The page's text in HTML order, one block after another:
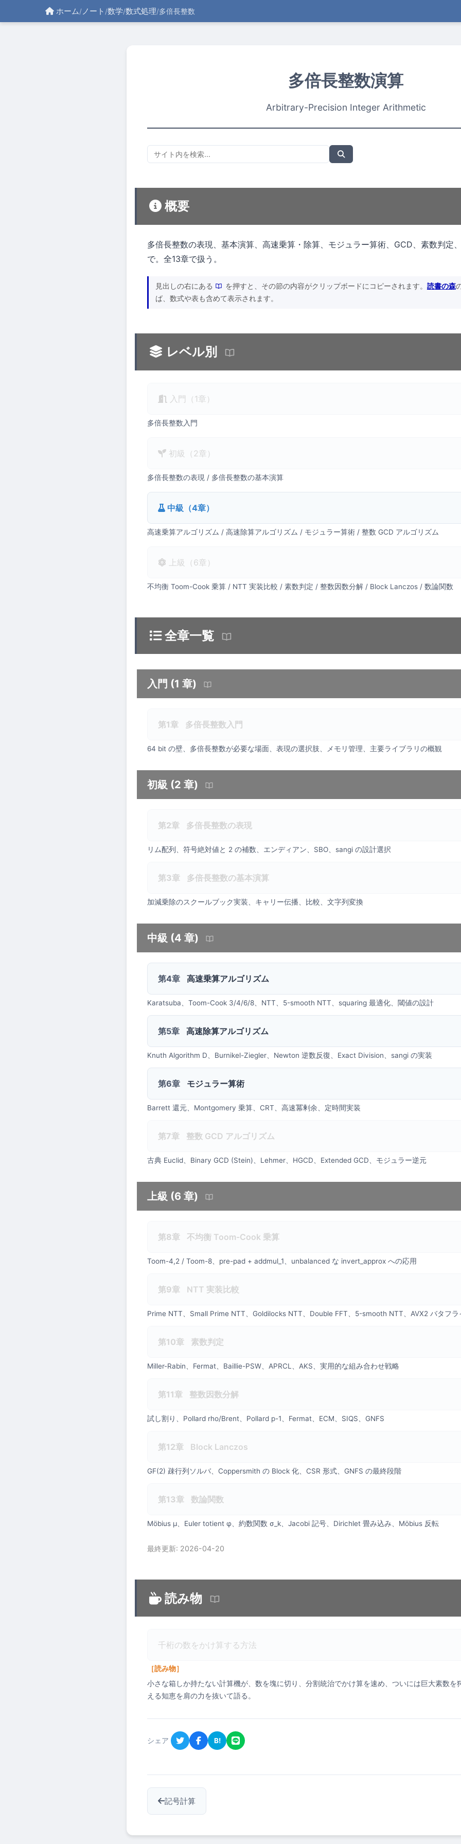
ホーム/ノート /数学/数式処理/多倍長整数
多倍長整数演算
Arbitrary-Precision Integer Arithmetic
概要
多倍長整数の表現、基本演算、高速乗算・除算、モジュラー算術、GCD、素数判定
で。全13章で扱う。
見出しの右にある を押すと、その節の内容がクリップボードにコピーされます。 読書の森
ば、数式や表も含めて表示されます。
レベル別
入門（1章）
多倍長整数入門
初級（2章）
多倍長整数の表現 / 多倍長整数の基本演算
中級（4章）
高速乗算アルゴリズム / 高速除算アルゴリズム / モジュラー算術 / 整数 GCD アルゴリズム
上級（6章）
不均衡 Toom-Cook 乗算 / NTT 実装比較 / 素数判定 / 整数因数分解 / Block Lanczos / 数論関数
全章一覧
入門 (1 章)
第1章 多倍長整数入門
64 bit の壁、多倍長整数が必要な場面、表現の選択肢、メモリ管理、主要ライブラリの概観
初級 (2 章)
第2章 多倍長整数の表現
リム配列、符号絶対値と 2 の補数、エンディアン、SBO、sangi の設計選択
第3章 多倍長整数の基本演算
加減乗除のスクールブック実装、キャリー伝播、比較、文字列変換
中級 (4 章)
第4章 高速乗算アルゴリズム
Karatsuba、Toom-Cook 3/4/6/8、NTT、5-smooth NTT、squaring 最適化、閾値の設計
第5章 高速除算アルゴリズム
Knuth Algorithm D、Burnikel-Ziegler、Newton 逆数反復、Exact Division、sangi の実装
第6章 モジュラー算術
Barrett 還元、Montgomery 乗算、CRT、高速冪剰余、定時間実装
第7章 整数 GCD アルゴリズム
古典 Euclid、Binary GCD (Stein)、Lehmer、HGCD、Extended GCD、モジュラー逆元
上級 (6 章)
第8章 不均衡 Toom-Cook 乗算
Toom-4,2 / Toom-8、pre-pad + addmul_1、unbalanced な invert_approx への応用
第9章 NTT 実装比較
Prime NTT、Small Prime NTT、Goldilocks NTT、Double FFT、5-smooth NTT、AVX2 バタフラ
第10章 素数判定
Miller-Rabin、Fermat、Baillie-PSW、APRCL、AKS、実用的な組み合わせ戦略
第11章 整数因数分解
試し割り、Pollard rho/Brent、Pollard p-1、Fermat、ECM、SIQS、GNFS
第12章 Block Lanczos
GF(2) 疎行列ソルバ、Coppersmith の Block 化、CSR 形式、GNFS の最終段階
第13章 数論関数
Möbius μ、Euler totient φ、約数関数 σ_k、Jacobi 記号、Dirichlet 畳み込み、Möbius 反転
最終更新: 2026-04-20
読み物
千桁の数をかけ算する方法
［読み物］
小さな箱しか持たない計算機が、数を塊に切り、分割統治でかけ算を速め、ついには巨大素数を
える知恵を肩の力を抜いて語る。
シェア B!
記号計算